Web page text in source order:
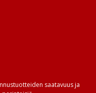
saatavuus ja